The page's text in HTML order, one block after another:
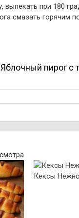
выпекать при 180
смазать
пирог
Кексы